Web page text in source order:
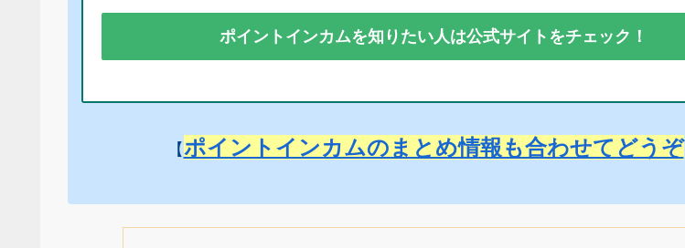
ポイントインカムを知りたい人は公式サイトをチェック！
【ポイントインカムのまとめ情報も合わせてどうぞ